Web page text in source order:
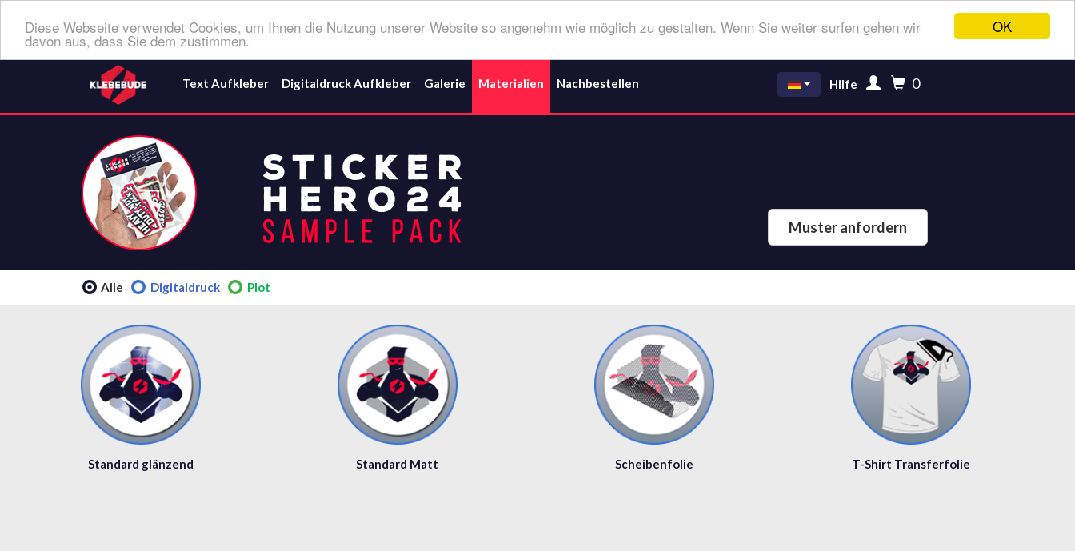
OK
Diese Webseite verwendet Cookies, um Ihnen die Nutzung unserer Website so angenehm wie möglich zu gestalten. Wenn Sie weiter surfen gehen wir
davon aus, dass Sie dem zustimmen.
Text Aufkleber Digitaldruck Aufkleber Galerie Materialien Nachbestellen Hilfe 0
Muster anfordern
Alle Digitaldruck Plot
Standard glänzend Standard Matt Scheibenfolie T-Shirt Transferfolie